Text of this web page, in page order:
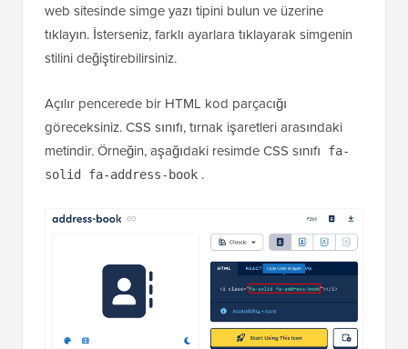
web sitesinde simge yazı tipini bulun ve üzerine
tıklayın. İsterseniz, farklı ayarlara tıklayarak simgenin
stilini değiştirebilirsiniz.
Açılır pencerede bir HTML kod parçacığı
göreceksiniz. CSS sınıfı, tırnak işaretleri arasındaki
metindir. Örneğin, aşağıdaki resimde CSS sınıfı
fa-
solid fa-address-book .